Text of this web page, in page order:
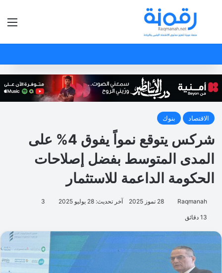
بحث عن
الاقتصاد بنوك
شركس يتوقع نمواً يفوق 4% على
المدى المتوسط بفضل إصلاحات
الحكومة الداعمة للاستثمار
Raqmanah 28 تموز 2025 آخر تحديث: 28 يوليو 2025 3